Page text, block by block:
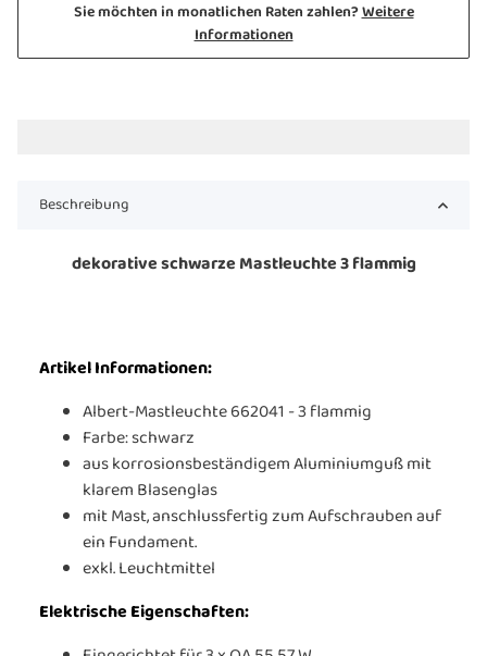
Sie möchten in monatlichen Raten zahlen?Weitere
Informationen
Beschreibung
dekorative schwarze Mastleuchte 3 flammig
Artikel Informationen:
Albert-Mastleuchte 662041 - 3 flammig
Farbe: schwarz
aus korrosionsbeständigem Aluminiumguß mit
klarem Blasenglas
mit Mast, anschlussfertig zum Aufschrauben auf
ein Fundament.
exkl. Leuchtmittel
Elektrische Eigenschaften: